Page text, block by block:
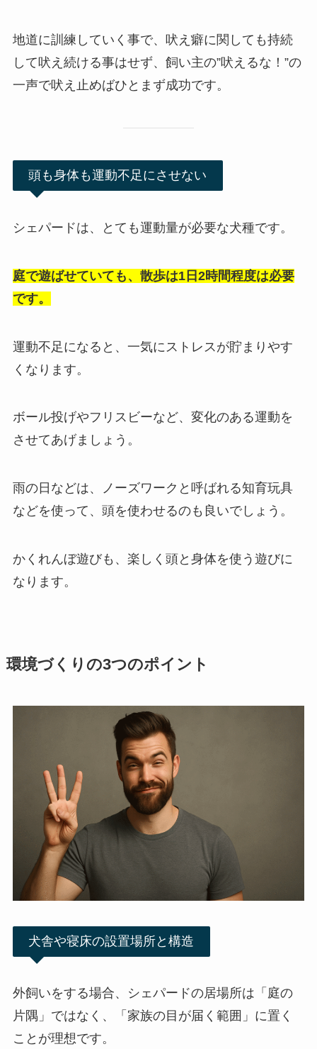
地道に訓練していく事で、吠え癖に関しても持続
して吠え続ける事はせず、飼い主の”吠えるな！”の
一声で吠え止めばひとまず成功です。
頭も身体も運動不足にさせない
シェパードは、とても運動量が必要な犬種です。
庭で遊ばせていても、散歩は1日2時間程度は必要
です。
運動不足になると、一気にストレスが貯まりやす
くなります。
ボール投げやフリスビーなど、変化のある運動を
させてあげましょう。
雨の日などは、ノーズワークと呼ばれる知育玩具
などを使って、頭を使わせるのも良いでしょう。
かくれんぼ遊びも、楽しく頭と身体を使う遊びに
なります。
環境づくりの3つのポイント
犬舎や寝床の設置場所と構造
外飼いをする場合、シェパードの居場所は「庭の
片隅」ではなく、「家族の目が届く範囲」に置く
ことが理想です。